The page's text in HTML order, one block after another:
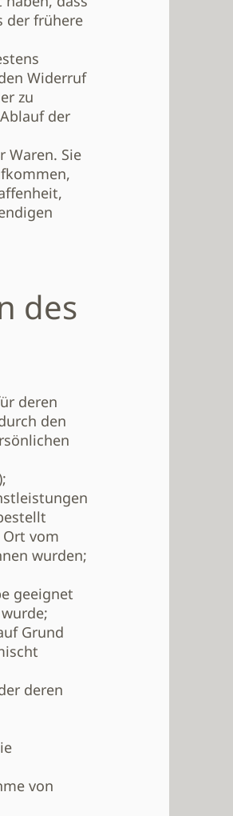
der frühere
Widerruf
zu
der
Waren. Sie
des
deren
den
vom
wurden;
geeignet
Grund
deren
von